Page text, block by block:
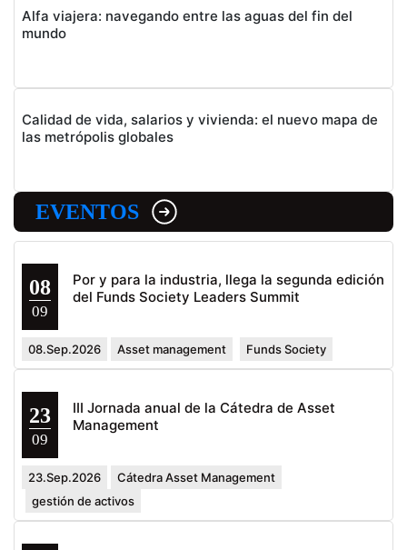
Alfa viajera: navegando entre las aguas del fin del
mundo
Calidad de vida, salarios y vivienda: el nuevo mapa de
las metrópolis globales
EVENTOS
08
09
Por y para la industria, llega la segunda edición
del Funds Society Leaders Summit
08.Sep.2026 Asset management Funds Society
23
09
III Jornada anual de la Cátedra de Asset
Management
23.Sep.2026
Cátedra Asset Management
gestión de activos